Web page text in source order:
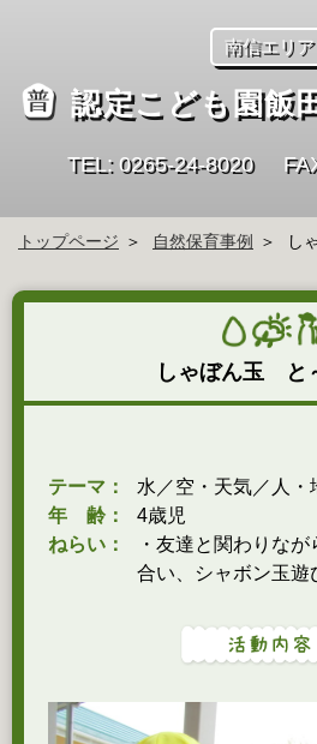
南信エリア
認定こども園飯
TEL: 0265-24-8020
トップページ 自然保育事例 し
しゃぼん玉 と
テーマ：
水／空・天気／人・
年 齢：
4歳児
ねらい：
・友達と関わりな
合い、シャボン玉遊